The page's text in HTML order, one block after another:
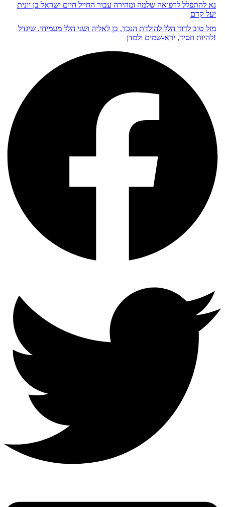
נא להתפלל לרפואה שלמה ומהירה עבור החייל חיים ישראל בן יונית
יעל קדם
מזל טוב לדוד הלל להולדת הנכד, בן לאליה ושני הלל מעמיחי. שיגדל
להיות חסיד, ירא-שמים ולמדן!